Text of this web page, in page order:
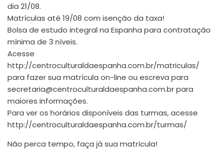
dia 21/08.
Matrículas até 19/08 com isenção da taxa!
Bolsa de estudo integral na Espanha para contratação
mínima de 3 níveis.
Acesse
http://centroculturaldaespanha.com.br/matriculas/
para fazer sua matrícula on-line ou escreva para
secretaria@centroculturaldaespanha.com.brpara
maiores informações.
Para ver os horários disponíveis das turmas, acesse
http://centroculturaldaespanha.com.br/turmas/
Não perca tempo, faça já sua matrícula!